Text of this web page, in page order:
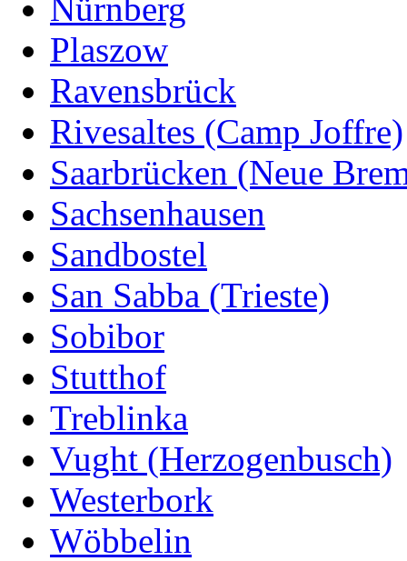
Nürnberg
Plaszow
Ravensbrück
Rivesaltes (Camp Joffre)
Saarbrücken (Neue
Sachsenhausen
Sandbostel
San Sabba (Trieste)
Sobibor
Stutthof
Treblinka
Vught (Herzogenbusch)
Westerbork
Wöbbelin